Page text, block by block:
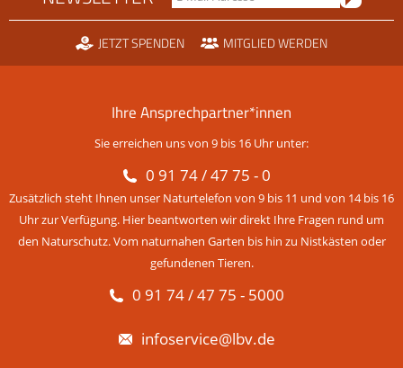
JETZT SPENDEN MITGLIED WERDEN
Ihre Ansprechpartner*innen
Sie erreichen uns von 9 bis 16 Uhr unter:
0 91 74 / 47 75 - 0
Zusätzlich steht Ihnen unser Naturtelefon von 9 bis 11 und von 14 bis 16
Uhr zur Verfügung. Hier beantworten wir direkt Ihre Fragen rund um
den Naturschutz. Vom naturnahen Garten bis hin zu Nistkästen oder
gefundenen Tieren.
0 91 74 / 47 75 - 5000
infoservice@lbv.de